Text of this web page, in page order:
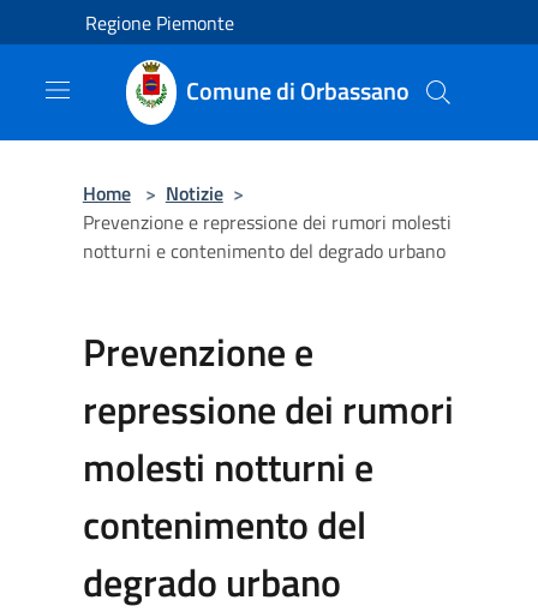
Salta al contenuto principale
Regione Piemonte
Comune di Orbassano
Home > Notizie >
Prevenzione e repressione dei rumori molesti
notturni e contenimento del degrado urbano
Prevenzione e
repressione dei rumori
molesti notturni e
contenimento del
degrado urbano